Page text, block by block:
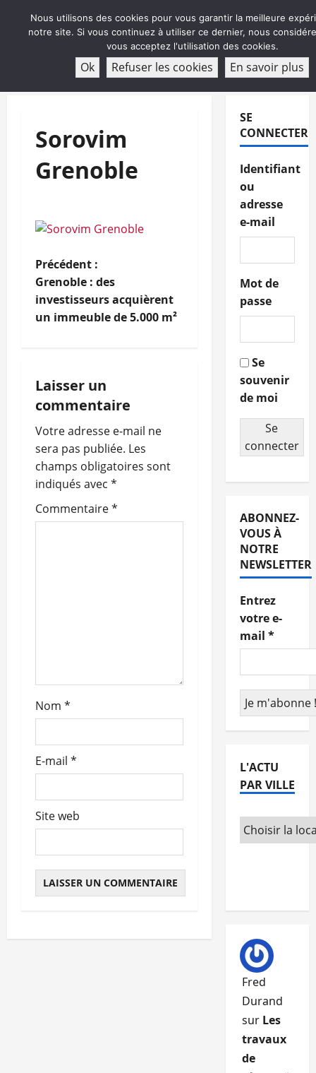
ABONNEMENT
Sorovim
Grenoble
N
a
v
g
a
t
i
o
t
i
c
l
e
Précédent :
Grenoble : des
investisseurs acquièrent
un immeuble de 5.000 m²
Laisser un
commentaire
Votre adresse e-mail ne
sera pas publiée. Les
champs obligatoires sont
indiqués avec *
Commentaire*
Nom *
E-mail *
Site web
SE
CONNECTER
Identifiant
ou
adresse
e-mail
Mot de
passe
Se
souvenir
de moi
Se
connecter
ABONNEZ-
VOUS À
NOTRE
NEWSLETTER
Entrez
votre e-
mail *
L'ACTU
PAR VILLE
Fred
Durand
sur Les
travaux
de
Nous utilisons des cookies pour vous garantir la meilleure
notre site. Si vous continuez à utiliser ce dernier, nous
vous acceptez l'utilisation des cookies.
Ok Refuser les cookies En savoir plus